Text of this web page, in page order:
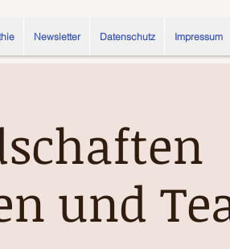
Newsletter Datenschutz Impressum
und